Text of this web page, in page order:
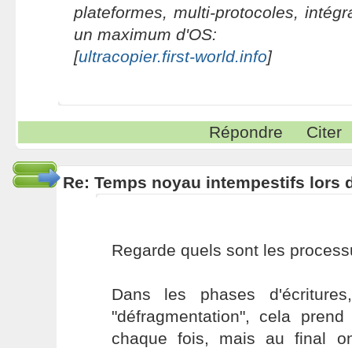
plateformes, multi-protocoles,
un maximum d'OS:
[ultracopier.first-world.info]
Répondre Citer
Re: Temps noyau intempestifs lors
Regarde quels sont les
Dans les phases
"défragmentation", cela
chaque fois, mais au final